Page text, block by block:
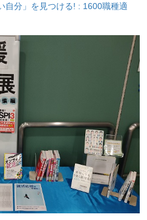
自分」を見つける! : 1600職種適